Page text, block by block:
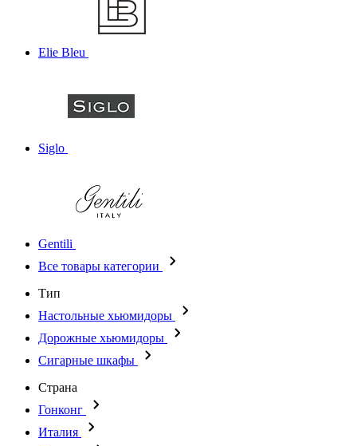
Elie Bleu
Siglo
Gentili
Все товары категории
Тип
Настольные хьюмидоры
Дорожные хьюмидоры
Сигарные шкафы
Страна
Гонконг
Италия